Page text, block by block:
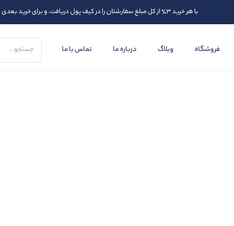
با هر خرید 3٪ از کل مبلغ سفارشتان را در کیف پول دریافت، و برای خرید بعدی از اعتبارتان استفاده کنید
فروشگاه وبلاگ درباره ما تماس با ما